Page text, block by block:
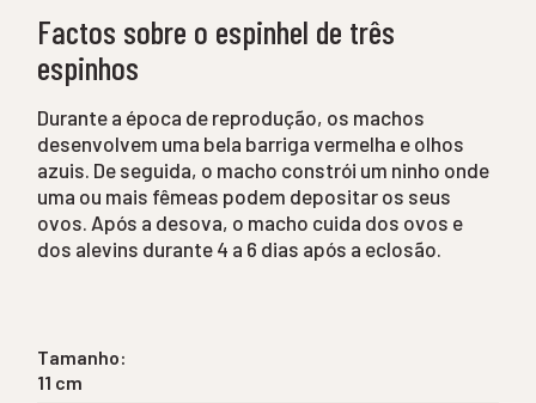
Tamanho:
11 cm
Factos sobre o espinhel de três
espinhos
Durante a época de reprodução, os machos
desenvolvem uma bela barriga vermelha e olhos
azuis. De seguida, o macho constrói um ninho onde
uma ou mais fêmeas podem depositar os seus
ovos. Após a desova, o macho cuida dos ovos e
dos alevins durante 4 a 6 dias após a eclosão.